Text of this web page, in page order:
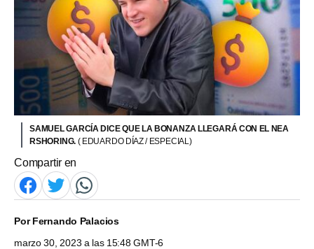
SAMUEL GARCÍA DICE QUE LA BONANZA LLEGARÁ CON EL NEA
RSHORING. ( EDUARDO DÍAZ / ESPECIAL)
Compartir en
PorFernando Palacios
marzo 30, 2023 a las 15:48 GMT-6